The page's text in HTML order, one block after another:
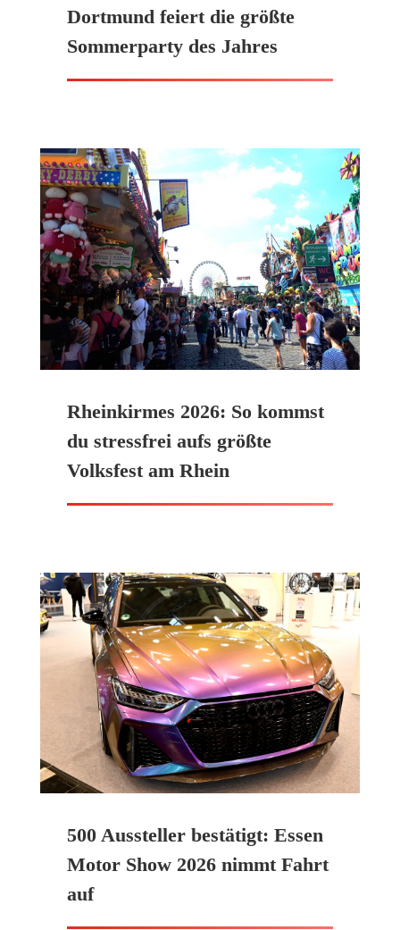
Dortmund feiert die größte
Sommerparty des Jahres
Rheinkirmes 2026: So kommst
du stressfrei aufs größte
Volksfest am Rhein
500 Aussteller bestätigt: Essen
Motor Show 2026 nimmt Fahrt
auf